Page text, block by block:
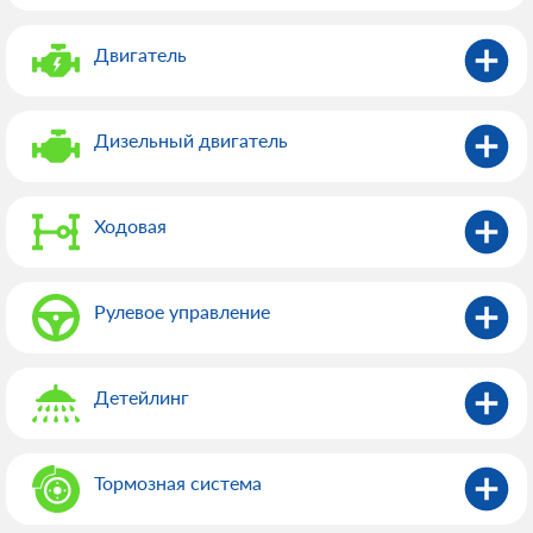
Двигатель
Дизельный двигатель
Ходовая
Рулевое управление
Детейлинг
Тормозная система